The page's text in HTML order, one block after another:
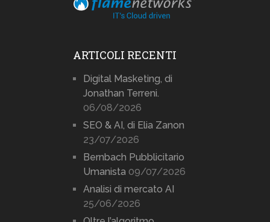
ARTICOLI RECENTI
Digital Masketing, di
Jonathan Terreni.
06/08/2026
SEO & AI, di Elia Zanon
23/07/2026
Bernbach Pubblicitario
Umanista 09/07/2026
Analisi di mercato AI
25/06/2026